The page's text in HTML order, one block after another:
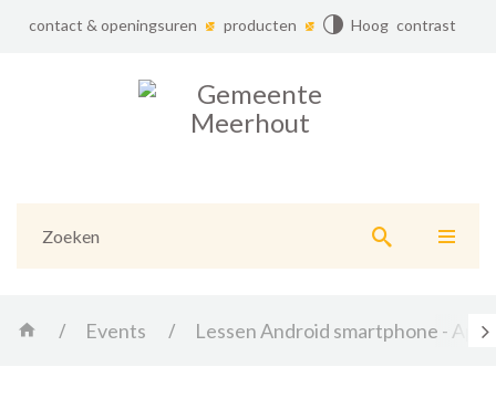
contact & openingsuren producten Hoog contrast
Gemeente
Meerhout
HomeEvents Lessen Android smartphone - Apps